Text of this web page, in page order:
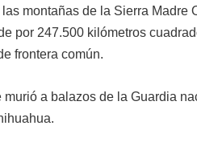
montañas de la Sierra
por 247.500 kilómetros
frontera común.
murió a balazos de la Guardia